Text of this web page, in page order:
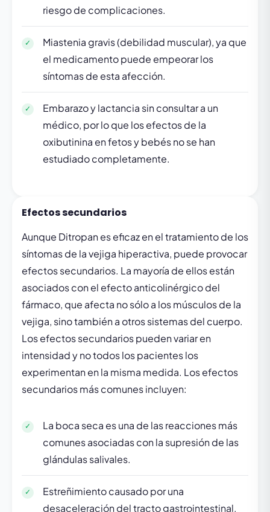
riesgo de complicaciones.
Miastenia gravis (debilidad muscular), ya que
el medicamento puede empeorar los
síntomas de esta afección.
Embarazo y lactancia sin consultar a un
médico, por lo que los efectos de la
oxibutinina en fetos y bebés no se han
estudiado completamente.
Efectos secundarios
Aunque Ditropan es eficaz en el tratamiento de los
síntomas de la vejiga hiperactiva, puede provocar
efectos secundarios. La mayoría de ellos están
asociados con el efecto anticolinérgico del
fármaco, que afecta no sólo a los músculos de la
vejiga, sino también a otros sistemas del cuerpo.
Los efectos secundarios pueden variar en
intensidad y no todos los pacientes los
experimentan en la misma medida. Los efectos
secundarios más comunes incluyen:
La boca seca es una de las reacciones más
comunes asociadas con la supresión de las
glándulas salivales.
Estreñimiento causado por una
desaceleración del tracto gastrointestinal.